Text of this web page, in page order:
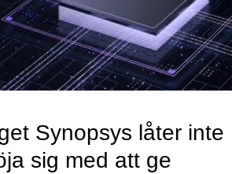
Synopsys låter inte
sig med att ge